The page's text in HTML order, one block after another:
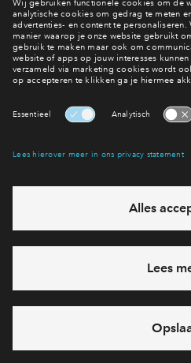
Tip: meer weten over wat erbij
nieuwbouwwoning bij BPD koopt
met 10 korte filmpjes.
Interesse? Meld
Hiermee blijf je op de hoogte
Ja, ik wil mij
Heb je een vraag en wil je
712 28